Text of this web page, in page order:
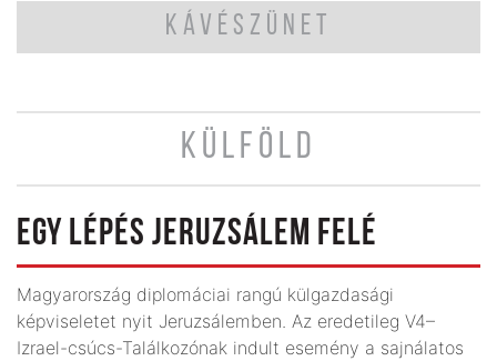
KÁVÉSZÜNET
KÜLFÖLD
EGY LÉPÉS JERUZSÁLEM FELÉ
Magyarország diplomáciai rangú külgazdasági
képviseletet nyit Jeruzsálemben. Az eredetileg V4–
Izrael-csúcs-Találkozónak indult esemény a sajnálatos